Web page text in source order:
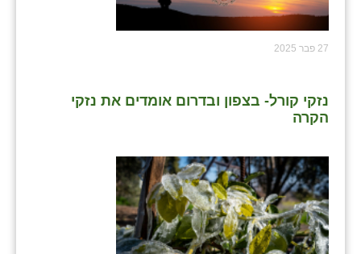
27 פבר 2025
נזקי קורל- בצפון ובדרום אומדים את נזקי
הקרה